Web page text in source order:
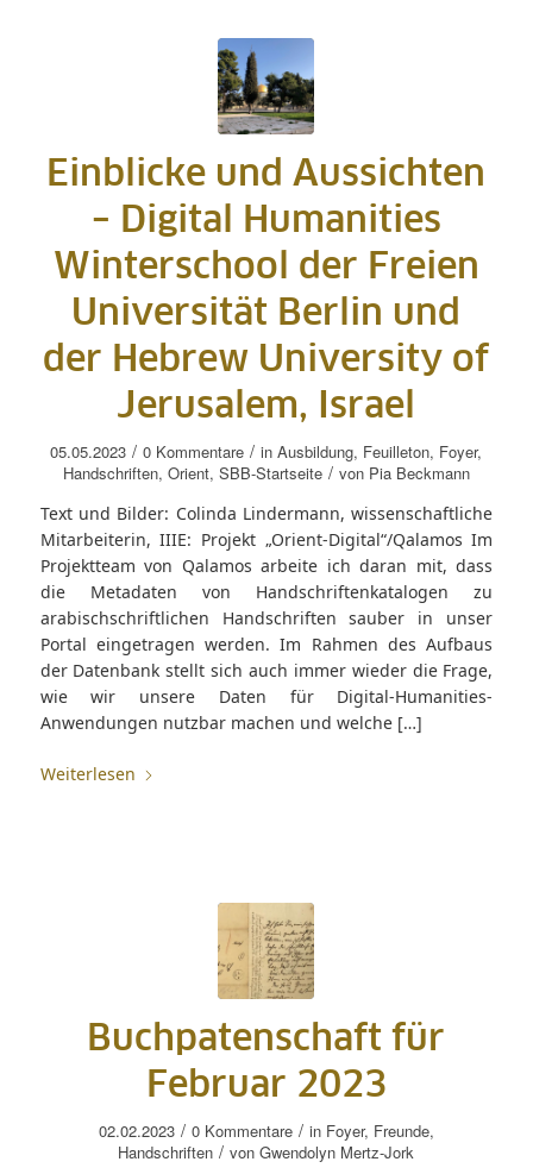
Einblicke und Aussichten
– Digital Humanities
Winterschool der Freien
Universität Berlin und
der Hebrew University of
Jerusalem, Israel
05.05.2023 / 0 Kommentare / inAusbildung, Feuilleton, Foyer,
Handschriften, Orient, SBB-Startseite / von Pia Beckmann
Text und Bilder: Colinda Lindermann, wissenschaftliche
Mitarbeiterin, IIIE: Projekt „Orient-Digital“/Qalamos Im
Projektteam von Qalamos arbeite ich daran mit, dass
die Metadaten von Handschriftenkatalogen zu
arabischschriftlichen Handschriften sauber in unser
Portal eingetragen werden. Im Rahmen des Aufbaus
der Datenbank stellt sich auch immer wieder die Frage,
wie wir unsere Daten für Digital-Humanities-
Anwendungen nutzbar machen und welche […]
Weiterlesen
Buchpatenschaft für
Februar 2023
02.02.2023 / 0 Kommentare / in Foyer, Freunde,
Handschriften / vonGwendolyn Mertz-Jork